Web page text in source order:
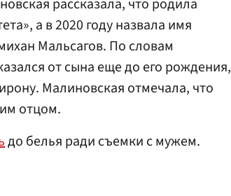
рассказала, что родила
а в 2020 году назвала имя
Мальсагов. По словам
от сына еще до его рождения,
Малиновская отмечала, что
отцом.
до белья ради съемки с мужем.